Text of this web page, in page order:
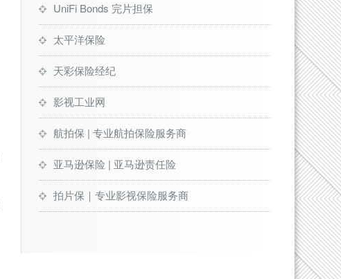
UniFi Bonds 完片担保
太平洋保险
天彩保险经纪
影视工业网
航拍保 | 专业航拍保险服务商
亚马逊保险 | 亚马逊责任险
拍片保｜专业影视保险服务商